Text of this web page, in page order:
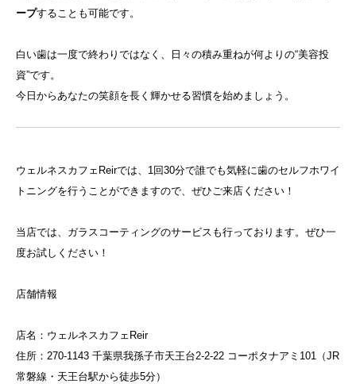
ープすることも可能です。
白い歯は一度で終わりではなく、日々の積み重ねが何よりの“美容投
資”です。
今日からあなたの笑顔を長く輝かせる習慣を始めましょう。
ウェルネスカフェReirでは、1回30分で誰でも気軽に歯のセルフホワイ
トニングを行うことができますので、ぜひご来店ください！
当店では、ガラスコーティングのサービスも行っております。ぜひ一
度お試しください！
店舗情報
店名：ウェルネスカフェReir
住所：270-1143 千葉県我孫子市天王台2-2-22 コーポタナアミ101（JR
常磐線・天王台駅から徒歩5分）